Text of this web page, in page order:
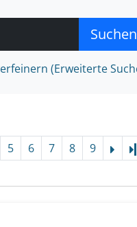
(Erweiterte
5 6 7 8 9